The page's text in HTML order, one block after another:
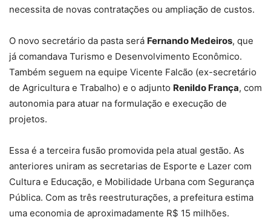
necessita de novas contratações ou ampliação de custos.
O novo secretário da pasta será Fernando Medeiros, que
já comandava Turismo e Desenvolvimento Econômico.
Também seguem na equipe Vicente Falcão (ex-secretário
de Agricultura e Trabalho) e o adjunto Renildo França, com
autonomia para atuar na formulação e execução de
projetos.
Essa é a terceira fusão promovida pela atual gestão. As
anteriores uniram as secretarias de Esporte e Lazer com
Cultura e Educação, e Mobilidade Urbana com Segurança
Pública. Com as três reestruturações, a prefeitura estima
uma economia de aproximadamente R$ 15 milhões.